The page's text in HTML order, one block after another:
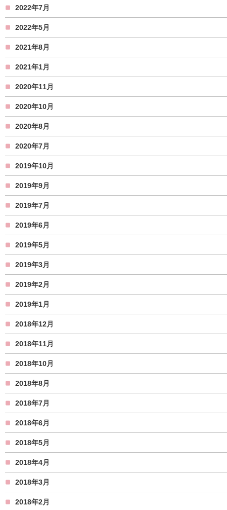
2022年7月
2022年5月
2021年8月
2021年1月
2020年11月
2020年10月
2020年8月
2020年7月
2019年10月
2019年9月
2019年7月
2019年6月
2019年5月
2019年3月
2019年2月
2019年1月
2018年12月
2018年11月
2018年10月
2018年8月
2018年7月
2018年6月
2018年5月
2018年4月
2018年3月
2018年2月